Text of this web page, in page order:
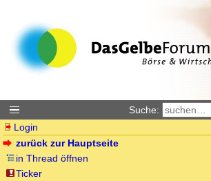
Suche:
Login
zurück zur Hauptseite
in Thread öffnen
Ticker